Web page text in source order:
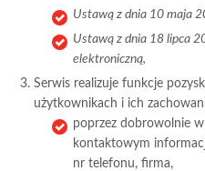
Ustawą z dnia 10 maja
Ustawą z dnia 18 lipca
elektroniczną,
Serwis realizuje funkcje
użytkownikach i ich
poprzez dobrowolnie
kontaktowym
nr telefonu, firma,